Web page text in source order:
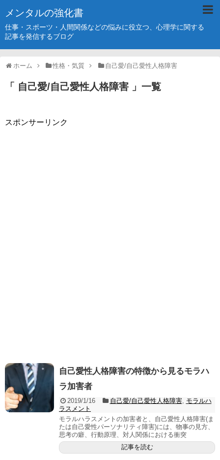
メンタルの強化書
仕事・スポーツ・人間関係などの悩みに役立つ、心理学に関する
記事を発信するブログ
ホーム 性格・気質 自己愛/自己愛性人格障害
「 自己愛/自己愛性人格障害 」一覧
スポンサーリンク
自己愛性人格障害の特徴から見るモラハ
ラ加害者
2019/1/16 自己愛/自己愛性人格障害, モラルハ
ラスメント
モラルハラスメントの加害者と、自己愛性人格障害(ま
たは自己愛性パーソナリティ障害)には、物事の見方、
思考の癖、行動原理、対人関係における衝突
記事を読む